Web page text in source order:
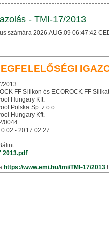
- TMI-17/2013
számára 2026.AUG.09 06:47:42
2013
FF Silikon és ECOROCK FF
Hungary Kft.
Polska Sp. z.o.o.
Hungary Kft.
0044
- 2017.02.27
2013.pdf
https://www.emi.hu/tmi/TMI-17/2013